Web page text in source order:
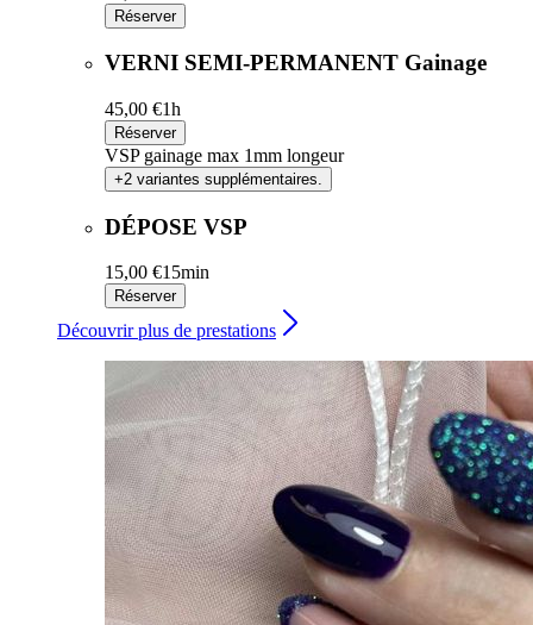
Réserver
VERNI SEMI-PERMANENT Gainage
45,00 €1h
Réserver
VSP gainage max 1mm longeur
+2 variantes supplémentaires.
DÉPOSE VSP
15,00 €15min
Réserver
Découvrir plus de prestations